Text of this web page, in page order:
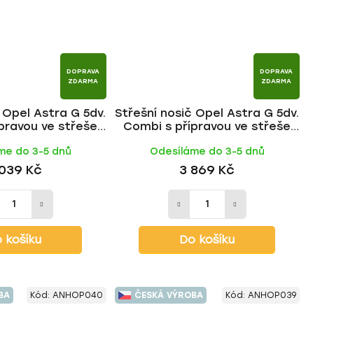
DOPRAVA
ZDARMA
Astra G 5dv.
ve střeše
do 3-5 dnů
Kč
košíku
DOPRAVA
ZDARMA
Střešní nosič Opel Astra G 5dv.
Combi s přípravou ve střeše
Odesíláme do 3-5 dnů
3 869 Kč
Do košíku
Kód: ANHOP040 ČESKÁ VÝROBA Kód: ANHOP039